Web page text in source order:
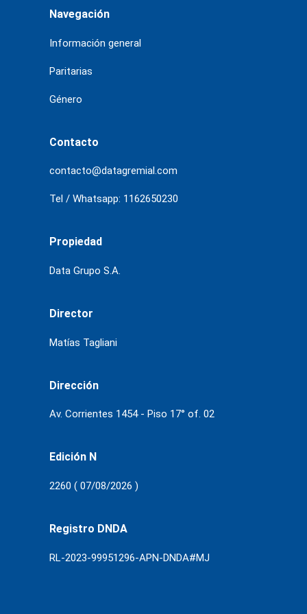
Navegación
Información general
Paritarias
Género
Contacto
contacto@datagremial.com
Tel / Whatsapp: 1162650230
Propiedad
Data Grupo S.A.
Director
Matías Tagliani
Dirección
Av. Corrientes 1454 - Piso 17° of. 02
Edición N
2260 ( 07/08/2026 )
Registro DNDA
RL-2023-99951296-APN-DNDA#MJ